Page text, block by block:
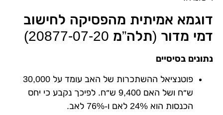
דוגמא אמיתית מהפסיקה לחישוב
דמי מדור (תלה”מ 20877-07-20)
נתונים בסיסיים
פוטנציאל ההשתכרות של האב עומד על 30,000
ש״ח ושל האם 9,400 ש״ח. לפיכך נקבע כי יחס
הכנסות הוא 24% לאם ו-76% לאב.